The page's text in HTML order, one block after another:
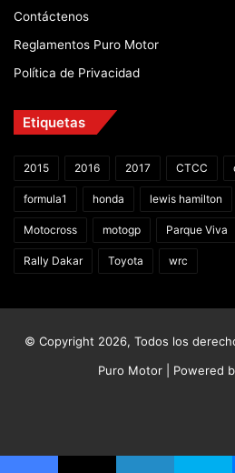
Contáctenos
Reglamentos Puro Motor
Política de Privacidad
Etiquetas
2015 2016 2017 CTCC
formula1 honda lewis hamilton
Motocross motogp Parque Viva
Rally Dakar Toyota wrc
© Copyright 2026, Todos los
Puro Motor | Powered